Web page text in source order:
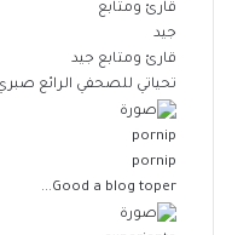
قارئ ومتابع جيد
تحياتي للصحفي الرائع
pornip
Good a blog toper...